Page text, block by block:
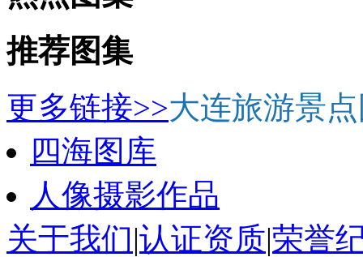
推荐图集
更多链接>>大连旅游景
四海图库
人像摄影作品
关于我们|认证资质|荣誉